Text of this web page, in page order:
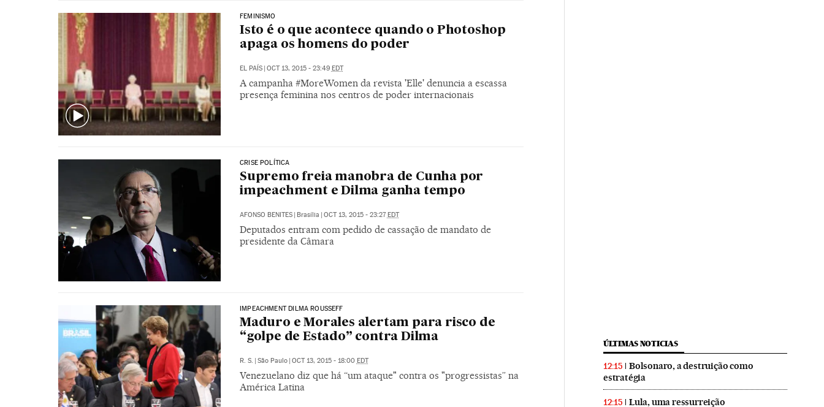
FEMINISMO
Isto é o que acontece quando o Photoshop
apaga os homens do poder
EL PAÍS OCT 13, 2015 - 23:49 EDT
A campanha #MoreWomen da revista 'Elle' denuncia a escassa
presença feminina nos centros de poder internacionais
CRISE POLÍTICA
Supremo freia manobra de Cunha por
impeachment e Dilma ganha tempo
AFONSO BENITES | Brasília | OCT 13, 2015 - 23:27EDT
Deputados entram com pedido de cassação de mandato de
presidente da Câmara
IMPEACHMENT DILMA ROUSSEFF
Maduro e Morales alertam para risco de
“golpe de Estado” contra Dilma
R. S. | São Paulo | OCT 13, 2015 - 18:00 EDT
Venezuelano diz que há “um ataque" contra os "progressistas” na
América Latina
ÚLTIMAS NOTICIAS
12:15
Bolsonaro, a destruição como
estratégia
12:15 Lula, uma ressurreição